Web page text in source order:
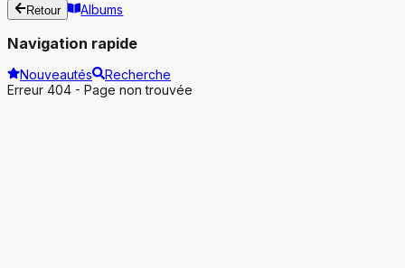
Retour Albums
Navigation rapide
Nouveautés
Recherche
Erreur 404 - Page non trouvée